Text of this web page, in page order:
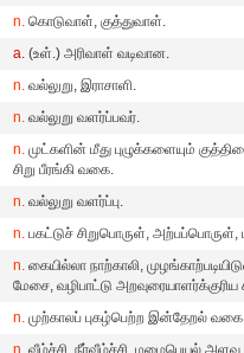
n. கொடுவாள், குத்துவாள்.
a. (உள்.) அரிவாள் வடிவான.
n. வல்லுறு, இராசாளி.
n. வல்லுறு வளர்ப்பவர்.
n. முட்களின் மீது புழுக்களையும்
சிறு பீரங்கி வகை.
n. வல்லுறு வளர்ப்பு.
n. பகட்டுச் சிறுபொருள், அற்பப்பொருள்,
n. கையில்லா நாற்காலி,
மேசை, வழிபாட்டு அறவுரையாளர்க்குரிய
n. முற்காலப் புகழ்பெற்ற இன்தேறல்
n. வீழ்ச்சி, நீர்வீழ்ச்சி, மழைபெயல் அளவு,